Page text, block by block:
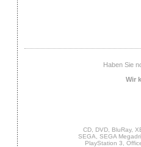
Haben Sie
Wir
CD, DVD, BluRay,
SEGA, SEGA
PlayStation 3,